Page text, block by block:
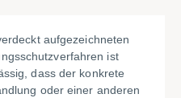
aufgezeichneten
ist
dass der konkrete
oder einer anderen